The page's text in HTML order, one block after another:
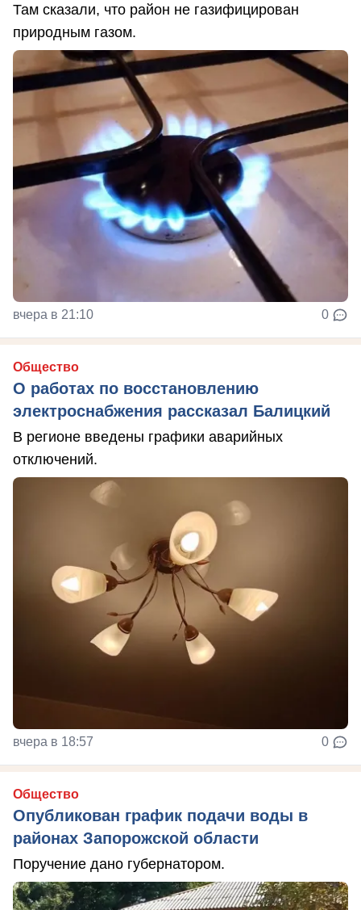
Там сказали, что район не газифицирован
природным газом.
вчера в 21:10 0
Общество
О работах по восстановлению
электроснабжения рассказал Балицкий
В регионе введены графики аварийных
отключений.
вчера в 18:57 0
Общество
Опубликован график подачи воды в
районах Запорожской области
Поручение дано губернатором.